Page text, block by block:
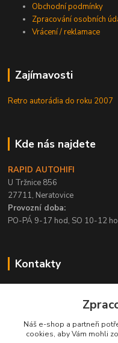
Obchodní podmínky
Zpracování osobních
Vrácení / reklamace
Zajímavosti
Retro autorádia do roku 2007
Kde nás najdete
RAPID AUTOHIFI
U Tržnice 856
27711, Neratovice
Provozní doba:
PO-PÁ 9-17 hod, SO 10-12
Kontakty
PO-PÁ / 9-17 hod, SO 10-12
info@rapid-autohifi.com
Náš e-shop a partneři
cookies, aby Vám mohli